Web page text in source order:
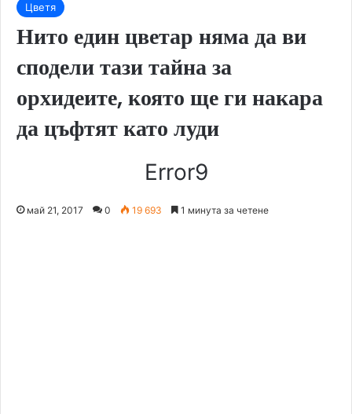
Цветя
Нито един цветар няма да ви
сподели тази тайна за
орхидеите, която ще ги накара
да цъфтят като луди
Error9
май 21, 2017 0 19 693 1 минута за четене